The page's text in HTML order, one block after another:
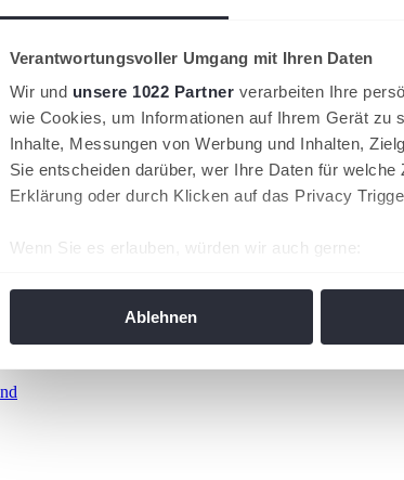
Verantwortungsvoller Umgang mit Ihren Daten
Wir und unsere 1022 Partner verarbeiten Ihre
wie Cookies, um Informationen auf Ihrem Gerät zu
Inhalte, Messungen von Werbung und Inhalten,
Sie entscheiden darüber, wer Ihre Daten für
Erklärung oder durch Klicken auf das Privacy
Wenn Sie es erlauben, würden wir auch gerne:
Ablehnen
TNB-Mobil